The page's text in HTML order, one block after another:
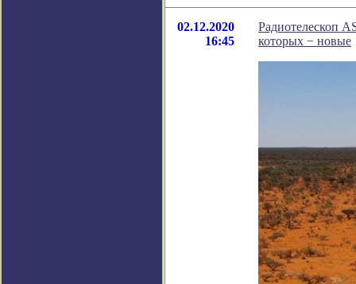
02.12.2020
16:45
Радиотелескоп
которых − новые